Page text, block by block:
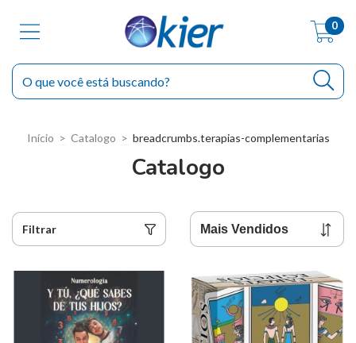
0
Início > Catalogo > breadcrumbs.terapias-complementarias
Catalogo
Filtrar